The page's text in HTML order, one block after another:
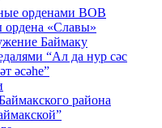
орденами ВОВ
ордена «Славы»
Баймаку
“Ал да нур сәс
әсәһе”
района